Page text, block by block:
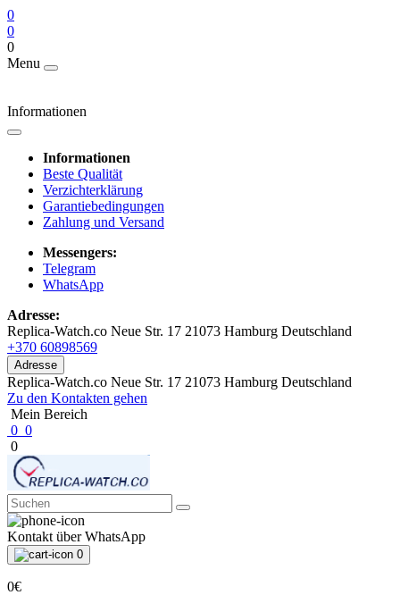
0
0
0
Menu
Informationen
Informationen
Beste Qualität
Verzichterklärung
Garantiebedingungen
Zahlung und Versand
Messengers:
Telegram
WhatsApp
Adresse:
Replica-Watch.co Neue Str. 17 21073 Hamburg Deutschland
+370 60898569
Adresse
Replica-Watch.co Neue Str. 17 21073 Hamburg Deutschland
Zu den Kontakten gehen
Mein Bereich
0 0
0
Kontakt über WhatsApp
0
0€